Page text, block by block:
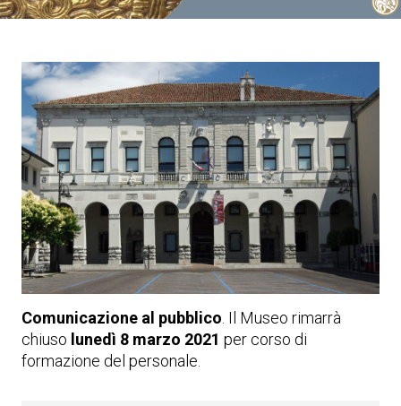
Comunicazione al pubblico . Il Museo rimarrà
chiuso lunedì 8 marzo 2021 per corso di
formazione del personale.